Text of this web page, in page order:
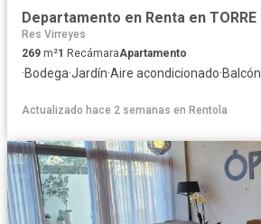
Res Virreyes
269 m²1 RecámaraApartamento
·Bodega·Jardín·Aire acondicionado·Balcón
Actualizado hace 2 semanas en Rentola